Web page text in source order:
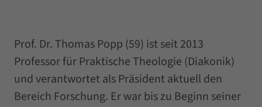
Prof. Dr. Thomas Popp (59) ist seit 2013
Professor für Praktische Theologie (Diakonik)
und verantwortet als Präsident aktuell den
Bereich Forschung. Er war bis zu Beginn seiner